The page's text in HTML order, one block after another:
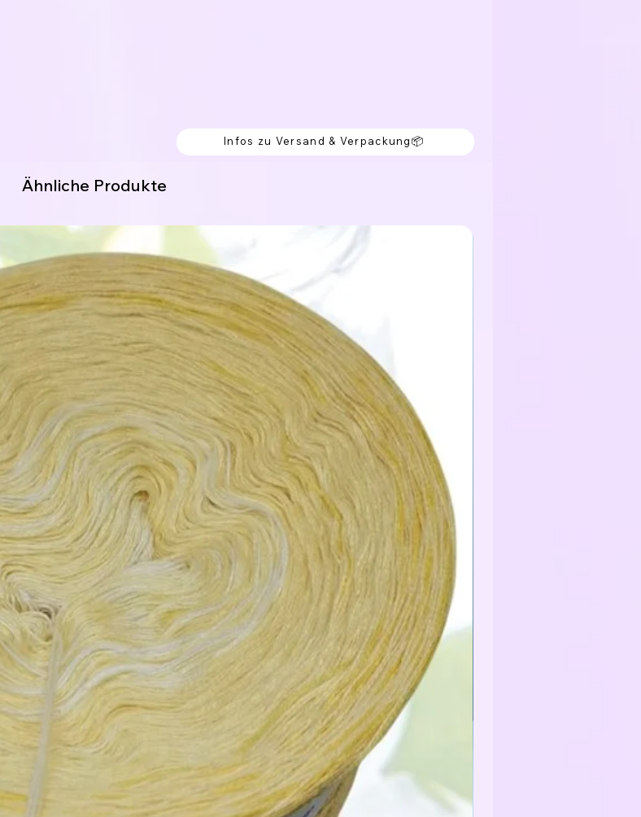
Infos zu Versand & Verpackung📦
Ähnliche Produkte